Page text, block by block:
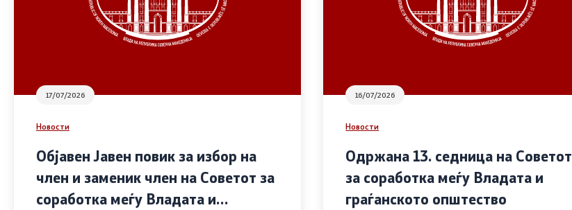
17/07/2026
Новости
Објавен Јавен повик за избор на
член и заменик член на Советот за
соработка меѓу Владата и
16/07/2026
Новости
Одржана 13. седница на Советот
за соработка меѓу Владата и
граѓанското општество